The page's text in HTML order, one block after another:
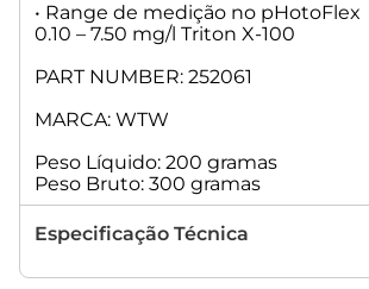
• Range de medição no pHotoFlex
0.10 – 7.50 mg/l Triton X-100
PART NUMBER: 252061
MARCA: WTW
Peso Líquido: 200 gramas
Peso Bruto: 300 gramas
Especificação Técnica